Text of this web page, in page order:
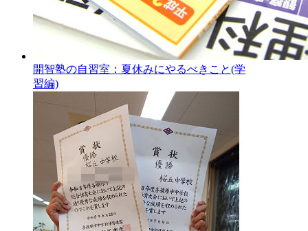
開智塾の自習室：夏休みにやるべきこと(学
習編)